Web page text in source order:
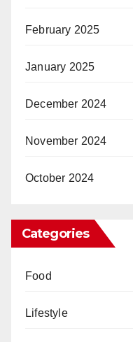
February 2025
January 2025
December 2024
November 2024
October 2024
Categories
Food
Lifestyle